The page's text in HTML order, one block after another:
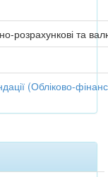
розрахункові та
(Обліково-